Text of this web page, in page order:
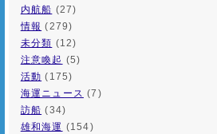
内航船 (27)
情報 (279)
未分類 (12)
注意喚起 (5)
活動 (175)
海運ニュース (7)
訪船 (34)
雄和海運 (154)